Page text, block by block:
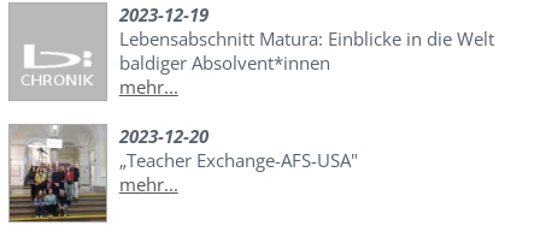
2023-12-19
Lebensabschnitt Matura: Einblicke in die Welt
baldiger Absolvent*innen
mehr...
2023-12-20
„Teacher Exchange-AFS-USA"
mehr...